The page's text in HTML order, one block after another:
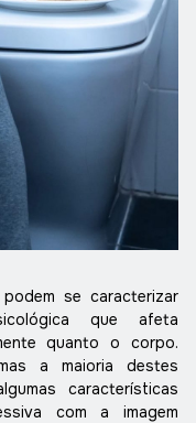
se caracterizar
que afeta
quanto o corpo.
a maioria destes
características
com a imagem